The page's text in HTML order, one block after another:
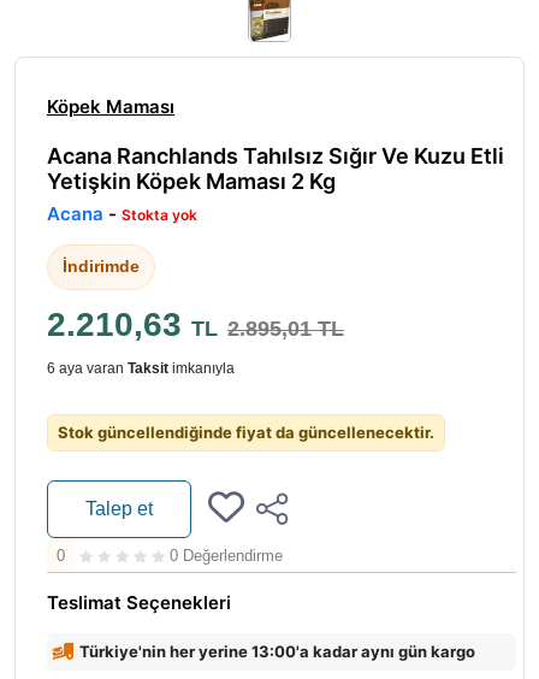
Köpek Maması
Acana Ranchlands Tahılsız Sığır Ve Kuzu Etli
Yetişkin Köpek Maması 2 Kg
Acana - Stokta yok
İndirimde
2.210,63 TL 2.895,01 TL
6 aya varan Taksit imkanıyla
Stok güncellendiğinde fiyat da güncellenecektir.
Talep et
0 0 Değerlendirme
Teslimat Seçenekleri
Türkiye'nin her yerine 13:00'a kadar aynı gün kargo